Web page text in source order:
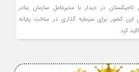
در دیدار با مدیرعامل سازمان بنادر
این کشور برای سرمایه گذاری در ساخت پایانه
کرد.